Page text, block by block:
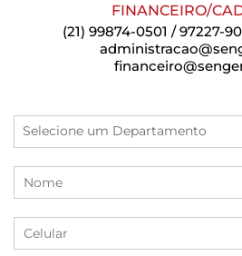
FINANCEIRO/
(21) 99874-0501 / 97227-